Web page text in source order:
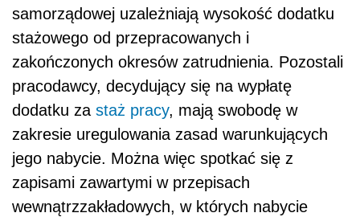
samorządowej uzależniają wysokość dodatku
stażowego od przepracowanych i
zakończonych okresów zatrudnienia. Pozostali
pracodawcy, decydujący się na wypłatę
dodatku za staż pracy, mają swobodę w
zakresie uregulowania zasad warunkujących
jego nabycie. Można więc spotkać się z
zapisami zawartymi w przepisach
wewnątrzzakładowych, w których nabycie